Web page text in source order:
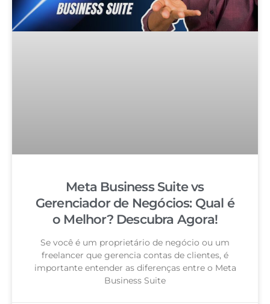
Meta Business Suite vs
Gerenciador de Negócios: Qual é
o Melhor? Descubra Agora!
Se você é um proprietário de negócio ou um
freelancer que gerencia contas de clientes, é
importante entender as diferenças entre o Meta
Business Suite